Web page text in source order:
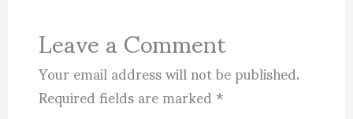
Leave a Comment
Your email address will not be published.
Required fields are marked*